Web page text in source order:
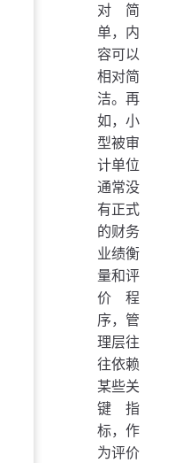
对简
单，内
容可以
相对简
洁。再
如，小
型被审
计单位
通常没
有正式
的财务
业绩衡
量和评
价程
序，管
理层往
往依赖
某些关
键指
标，作
为评价